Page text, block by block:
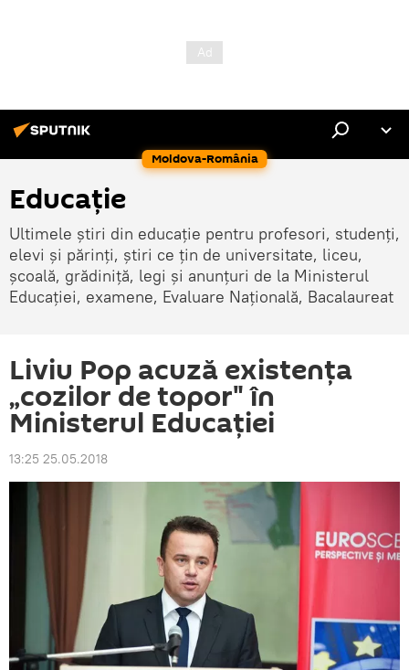
Moldova-România
Educație
Ultimele știri din educație pentru profesori, studenți,
elevi și părinți, știri ce țin de universitate, liceu,
școală, grădiniță, legi și anunțuri de la Ministerul
Educației, examene, Evaluare Națională, Bacalaureat
Liviu Pop acuză existenţa
„cozilor de topor" în
Ministerul Educaţiei
13:25 25.05.2018